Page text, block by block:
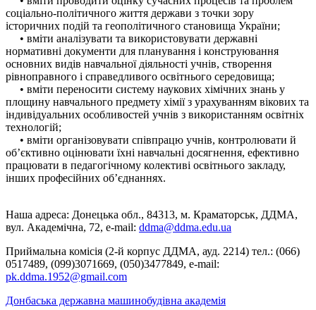
соціально-політичного життя держави з точки зору
історичних подій та геополітичного становища України;
• вміти аналізувати та використовувати державні
нормативні документи для планування і конструювання
основних видів навчальної діяльності учнів, створення
рівноправного і справедливого освітнього середовища;
• вміти переносити систему наукових хімічних знань у
площину навчального предмету хімії з урахуванням вікових та
індивідуальних особливостей учнів з використанням освітніх
технологій;
• вміти організовувати співпрацю учнів, контролювати й
об’єктивно оцінювати їхні навчальні досягнення, ефективно
працювати в педагогічному колективі освітнього закладу,
інших професійних об’єднаннях.
Наша адреса: Донецька обл., 84313, м. Краматорськ, ДДМА,
вул. Академічна, 72, е-mail: ddma@ddma.edu.ua
Приймальна комісія (2-й корпус ДДМА, ауд. 2214) тел.: (066)
0517489, (099)3071669, (050)3477849, e-mail:
pk.ddma.1952@gmail.com
Донбаська державна машинобудівна академія